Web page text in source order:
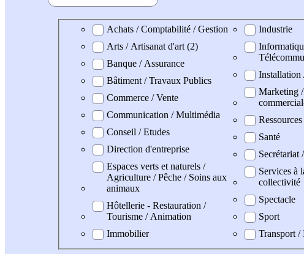
Domaine professionel
Achats / Comptabilité / Gestion
Arts / Artisanat d'art (2)
Banque / Assurance
Bâtiment / Travaux Publics
Commerce / Vente
Communication / Multimédia
Conseil / Etudes
Direction d'entreprise
Espaces verts et naturels /
Agriculture / Pêche / Soins aux
animaux
Hôtellerie - Restauration /
Tourisme / Animation
Immobilier
Industrie
Installation
Marketing
Santé
Secrétariat
Services à
collectivité
Spectacle
Sport
Transport /